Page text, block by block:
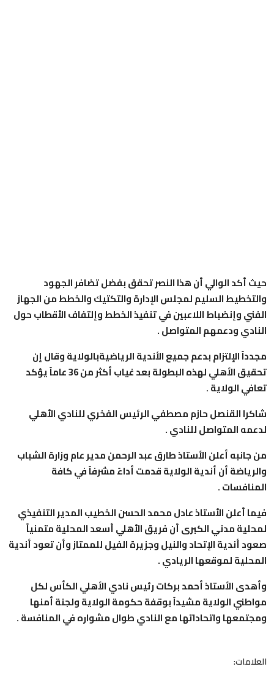
حيث أكد الوالي أن هذا النصر تحقق بفضل تضافر الجهود
والتخطيط السليم لمجلس الإدارة والتكتيك والخطط من الجهاز
الفني وإنضباط اللاعبين في تنفيذ الخطط وإلتفاف الأقطاب حول
النادي ودعمهم المتواصل .
مجدداً الإلتزام بدعم جميع الأندية الرياضيةبالولاية وقال إن
تحقيق الأهلي لهذه البطولة بعد غياب أكثر من 36 عاماً يؤكد
تعافي الولاية .
شاكرا القنصل حازم مصطفي الرئيس الفخري للنادي الأهلي
لدعمه المتواصل للنادي .
من جانبه أعلن الأستاذ طارق عبد الرحمن مدير عام وزارة الشباب
والرياضة أن أندية الولاية قدمت أداءً مشرفاً في كافة
المنافسات .
فيما أعلن الأستاذ عادل محمد الحسن الخطيب المدير التنفيذي
لمحلية مدني الكبرى أن فريق الأهلي أسعد المحلية متمنياً
صعود أندية الإتحاد والنيل وجزيرة الفيل للممتاز وأن تعود أندية
المحلية لموقعها الريادي .
وأهدى الأستاذ أحمد بركات رئيس نادي الأهلي الكأس لكل
مواطني الولاية مشيداً بوقفة حكومة الولاية ولجنة أمنها
ومجتمعها واتحاداتها مع النادي طوال مشواره في المنافسة .
العلامات: